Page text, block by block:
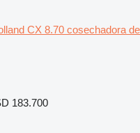
CX 8.70 cosechadora de
183.700